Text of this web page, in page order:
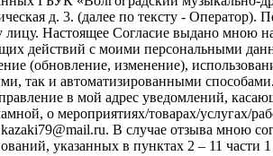
д. 3. (далее по тексту -
Настоящее Согласие выдано мною
действий с моими персональными
(обновление, изменение),
так и автоматизированными
в мой адрес уведомлений,
о мероприятиях/товарах/услугах/
В случае отзыва мною
указанных в пунктах 2 – 11 части 1